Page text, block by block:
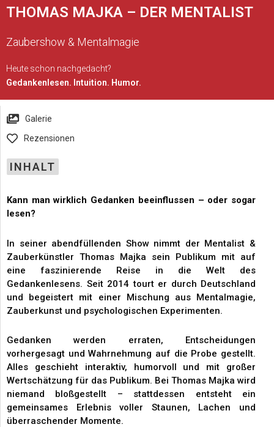
THOMAS MAJKA – DER MENTALIST
Zaubershow & Mentalmagie
Heute schon nachgedacht?
Gedankenlesen. Intuition. Humor.
INHALT
Galerie
Rezensionen
Kann man wirklich Gedanken beeinflussen – oder sogar
lesen?
In seiner abendfüllenden Show nimmt der Mentalist &
Zauberkünstler Thomas Majka sein Publikum mit auf
eine faszinierende Reise in die Welt des
Gedankenlesens. Seit 2014 tourt er durch Deutschland
und begeistert mit einer Mischung aus Mentalmagie,
Zauberkunst und psychologischen Experimenten.
Gedanken werden erraten, Entscheidungen
vorhergesagt und Wahrnehmung auf die Probe gestellt.
Alles geschieht interaktiv, humorvoll und mit großer
Wertschätzung für das Publikum. Bei Thomas Majka wird
niemand bloßgestellt – stattdessen entsteht ein
gemeinsames Erlebnis voller Staunen, Lachen und
überraschender Momente.